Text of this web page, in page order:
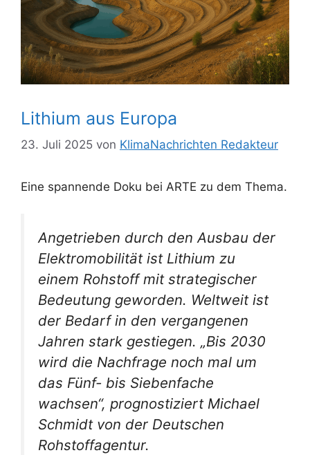
Lithium aus Europa
23. Juli 2025 von KlimaNachrichten Redakteur
Eine spannende Doku bei ARTE zu dem Thema.
Angetrieben durch den Ausbau der
Elektromobilität ist Lithium zu
einem Rohstoff mit strategischer
Bedeutung geworden. Weltweit ist
der Bedarf in den vergangenen
Jahren stark gestiegen. „Bis 2030
wird die Nachfrage noch mal um
das Fünf- bis Siebenfache
wachsen“, prognostiziert Michael
Schmidt von der Deutschen
Rohstoffagentur.